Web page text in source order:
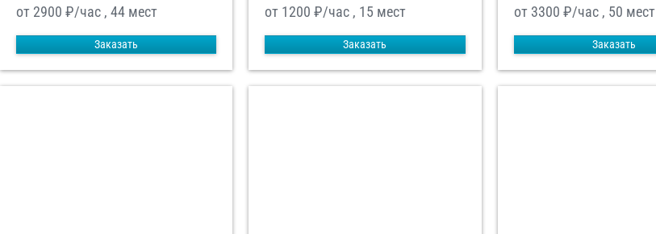
от 2900 ₽/час , 44 мест
Заказать
от 1200 ₽/час , 15 мест
Заказать
от 3300 ₽/час , 50 мест
Заказать